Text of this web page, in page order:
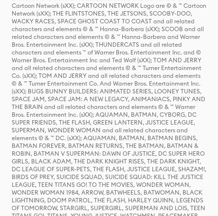
Cartoon Network (sXX); CARTOON NETWORK Logo are © & ™ Cartoon
Network (sXX); THE FLINTSTONES, THE JETSONS, SCOOBY-DOO,
WACKY RACES, SPACE GHOST COAST TO COAST and all related
characters and elements © & ™ Hanna-Barbera (sXX); SCOOB and all
related characters and elements © & ™ Hanna-Barbera and Warner
Bros. Entertainment Inc. (sXX); THUNDERCATS and all related
characters and elements ™ of Warner Bros. Entertainment Inc. and ©
Warner Bros. Entertainment Inc and Ted Wolf (sXX); TOM AND JERRY
and all related characters and elements © & ™ Turner Entertainment
Co. (sXX); TOM AND JERRY and all related characters and elements
© & ™ Turner Entertainment Co. And Warner Bros. Entertainment Inc.
(sXX); BUGS BUNNY BUILDERS: ANIMATED SERIES, LOONEY TUNES,
SPACE JAM, SPACE JAM: A NEW LEGACY, ANIMANIACS, PINKY AND
THE BRAIN and all related characters and elements © & ™ Warner
Bros. Entertainment Inc. (sXX); AQUAMAN, BATMAN, CYBORG, DC
SUPER FRIENDS, THE FLASH, GREEN LANTERN, JUSTICE LEAGUE,
SUPERMAN, WONDER WOMAN and all related characters and
elements © & ™ DC. (sXX); AQUAMAN, BATMAN, BATMAN BEGINS,
BATMAN FOREVER, BATMAN RETURNS, THE BATMAN, BATMAN &
ROBIN, BATMAN V SUPERMAN: DAWN OF JUSTICE, DC SUPER HERO
GIRLS, BLACK ADAM, THE DARK KNIGHT RISES, THE DARK KNIGHT,
DC LEAGUE OF SUPER-PETS, THE FLASH, JUSTICE LEAGUE, SHAZAM!,
BIRDS OF PREY, SUICIDE SQUAD, SUICIDE SQUAD: KILL THE JUSTICE
LEAGUE, TEEN TITANS GO! TO THE MOVIES, WONDER WOMAN,
WONDER WOMAN 1984, ARROW, BATWHEELS, BATWOMAN, BLACK
LIGHTNING, DOOM PATROL, THE FLASH, HARLEY QUINN, LEGENDS
OF TOMORROW, STARGIRL, SUPERGIRL, SUPERMAN AND LOIS, TEEN